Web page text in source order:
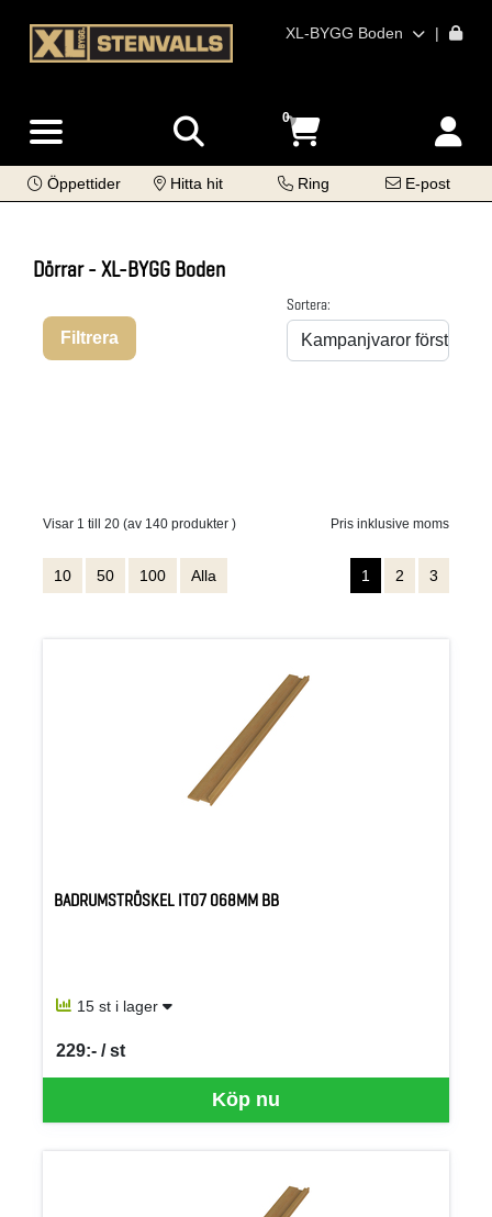
XL-BYGG Boden |
0
Öppettider Hitta hit Ring E-post
Dörrar - XL-BYGG Boden
Filtrera
Sortera:
Visar 1 till 20 (av 140 produkter ) Pris inklusive moms
10 50 100 Alla 1 2 3
BADRUMSTRÖSKEL IT07 068MM BB
15 st i lager
Köp nu
229:- / st
SEK per ST